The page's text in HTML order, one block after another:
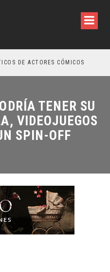
DE ACTORES CÓMICOS
TENER SU
VIDEOJUEGOS
SPIN-OFF